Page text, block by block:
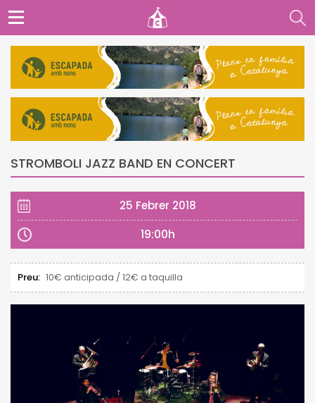
STROMBOLI JAZZ BAND EN CONCERT
25 Febrer 2018
19:00h
Preu: 10€ anticipada / 12€ a taquilla